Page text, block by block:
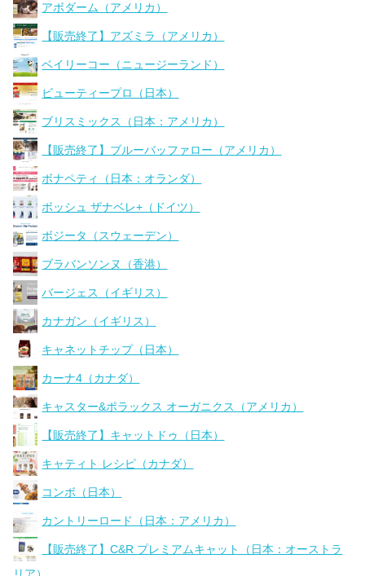
アボダーム（アメリカ）
【販売終了】アズミラ（アメリカ）
ベイリーコー（ニュージーランド）
ビューティープロ（日本）
ブリスミックス（日本：アメリカ）
【販売終了】ブルーバッファロー（アメリカ）
ボナペティ（日本：オランダ）
ボッシュ ザナベレ+（ドイツ）
ボジータ（スウェーデン）
ブラバンソンヌ（香港）
バージェス（イギリス）
カナガン（イギリス）
キャネットチップ（日本）
カーナ4（カナダ）
キャスター&ポラックス オーガニクス（アメリカ）
【販売終了】キャットドゥ（日本）
キャティト レシピ（カナダ）
コンボ（日本）
カントリーロード（日本：アメリカ）
【販売終了】C&R プレミアムキャット（日本：オーストラ